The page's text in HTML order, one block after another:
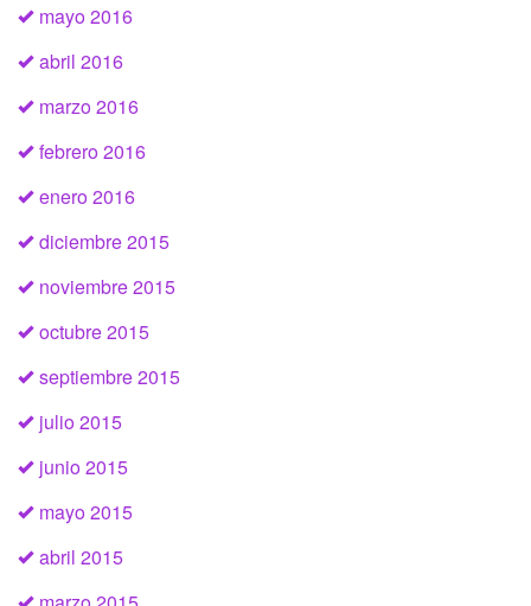
mayo 2016
abril 2016
marzo 2016
febrero 2016
enero 2016
diciembre 2015
noviembre 2015
octubre 2015
septiembre 2015
julio 2015
junio 2015
mayo 2015
abril 2015